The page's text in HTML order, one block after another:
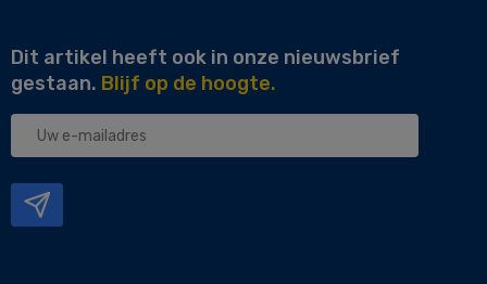
Dit artikel heeft ook in onze nieuwsbrief
gestaan. Blijf op de hoogte.
Uw